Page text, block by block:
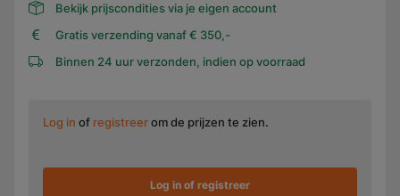
Bekijk prijscondities via je eigen account
Gratis verzending vanaf € 350,-
Binnen 24 uur verzonden, indien op voorraad
Log in of registreerom de prijzen te zien.
Log in of registreer